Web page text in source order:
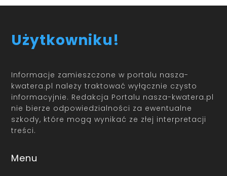
Użytkowniku!
Informacje zamieszczone w portalu nasza-
kwatera.pl należy traktować wyłącznie czysto
informacyjnie. Redakcja Portalu nasza-kwatera.pl
nie bierze odpowiedzialności za ewentualne
szkody, które mogą wynikać ze złej interpretacji
treści.
Menu